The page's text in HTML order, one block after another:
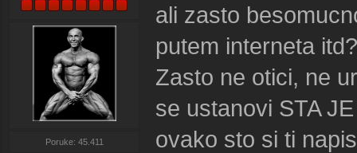
Poruke: 45.411
ali zasto
putem interneta itd?
Zasto ne otici, ne
se ustanovi STA
ovako sto si ti